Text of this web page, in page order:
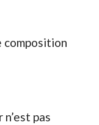
composition
pas